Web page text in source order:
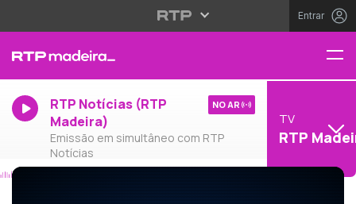
Entrar
RTP Notícias (RTP
Madeira)
Emissão em simultâneo com RTP
Notícias
NO AR
TV
RTP